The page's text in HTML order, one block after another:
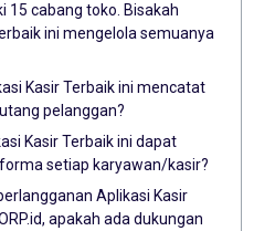
15 cabang toko. Bisakah
ini mengelola semuanya
Kasir Terbaik ini mencatat
pelanggan?
Kasir Terbaik ini dapat
setiap karyawan/kasir?
Aplikasi Kasir
apakah ada dukungan